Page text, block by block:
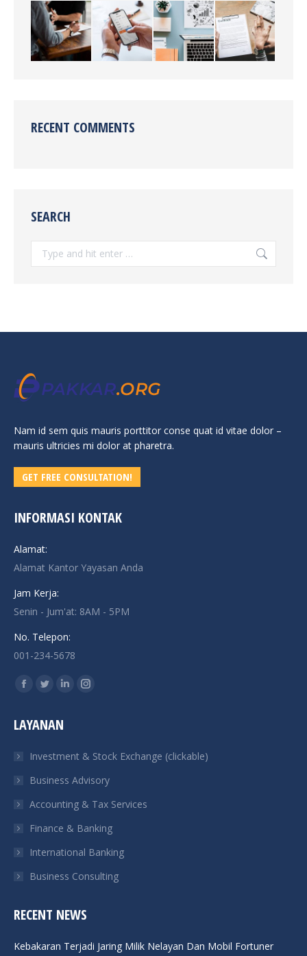
RECENT COMMENTS
SEARCH
Nam id sem quis mauris porttitor conse quat id vitae dolor –
mauris ultricies mi dolor at pharetra.
GET FREE CONSULTATION!
INFORMASI KONTAK
Alamat:
Alamat Kantor Yayasan Anda
Jam Kerja:
Senin - Jum'at: 8AM - 5PM
No. Telepon:
001-234-5678
Find us on:
Facebook
opens
new
window
Twitter
opens
new
window
Linkedin
new
window
Instagram
new
window
LAYANAN
Investment & Stock Exchange (clickable)
Business Advisory
Accounting & Tax Services
Finance & Banking
International Banking
Business Consulting
RECENT NEWS
Kebakaran Terjadi Jaring Milik Nelayan Dan Mobil Fortuner